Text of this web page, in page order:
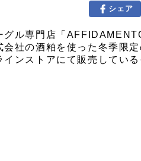
シェア
グル専門店「
会社の酒粕を使った冬季限
インストアにて販売している